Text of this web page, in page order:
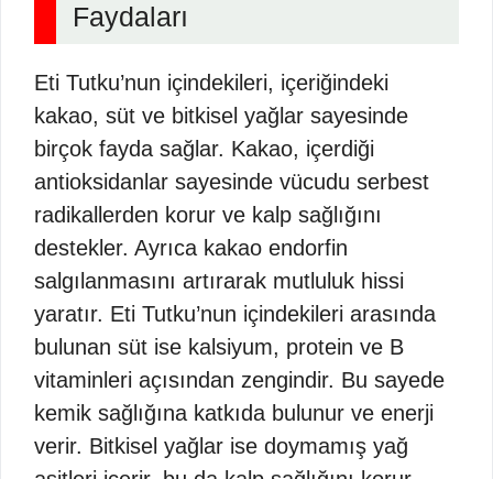
Faydaları
Eti Tutku’nun içindekileri, içeriğindeki
kakao, süt ve bitkisel yağlar sayesinde
birçok fayda sağlar. Kakao, içerdiği
antioksidanlar sayesinde vücudu serbest
radikallerden korur ve kalp sağlığını
destekler. Ayrıca kakao endorfin
salgılanmasını artırarak mutluluk hissi
yaratır. Eti Tutku’nun içindekileri arasında
bulunan süt ise kalsiyum, protein ve B
vitaminleri açısından zengindir. Bu sayede
kemik sağlığına katkıda bulunur ve enerji
verir. Bitkisel yağlar ise doymamış yağ